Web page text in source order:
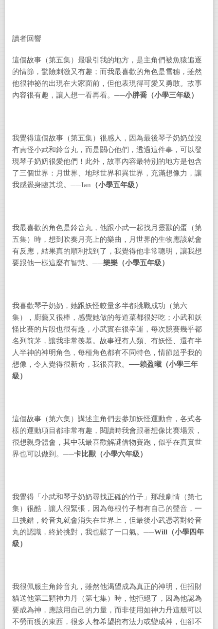
讀者回響
這個故事（第五集）最吸引我的地方，是主角們被魚猿追逐
的情節，驚險刺激又有趣；而我最喜歡的角色是雪穗，雖然
他很神祕的出現在大家面前，但他表現得可愛又勇敢。故事
內容很有趣，讓人想一看再看。──小胖喬 （小學三年級）
我覺得這個故事（第五集）很感人，因為最後琴子奶奶並沒
有責怪小武和鈴音丸，而是關心他們，透過這件事，可以發
現琴子奶奶很愛他們！此外，故事內容最特別的地方是包含
了三個世界：月世界、地球世界和異世界，充滿想像力，讓
我感覺身臨其境。──Ian （小學五年級）
我最喜歡的角色是鈴音丸，他跟小武一起找月靈獸的蛋（第
五集）時，想到吹奏月亮上的樂曲，月世界的生物應該就會
有反應，結果真的順利找到了，我覺得他非常聰明，讓我想
要跟他一樣這麼有智慧。──樂樂 （小學五年級）
我喜歡琴子奶奶，她跟妖怪較量多半都挑戰成功（第六
集），廚藝又很棒，感覺她做的每道菜都很好吃；小武和妖
怪比賽的片段也很有趣，小武實在很幸運，每次競賽幾乎都
名列前茅，讓我非常羨慕。故事裡有人類、有妖怪、還有半
人半神的神明角色，每種角色都有不同特色，情節超乎我的
想像，令人覺得很新奇，我很喜歡。 ──賴盈曦（小學三年
級）
這個故事（第六集）講述主角們去參加妖怪運動會，各式各
樣的運動項目都非常有趣，閱讀時我會跟著想像比賽場景，
很想親身體會，其中我最喜歡解謎借物賽跑，似乎在真實世
界也可以做到。 ──卡比獸（小學六年級）
我覺得「小武和琴子奶奶尋找正確的竹子」那段劇情（第七
集）很酷，讓人很緊張，因為每根竹子都有自己的聲音，一
旦挑錯，鈴音丸就會消失在世界上，但最後小武憑著對鈴音
丸的認識，終於挑對，我也鬆了一口氣。──Will （小學四年
級）
我很佩服主角鈴音丸，雖然他渴望成為真正的神明，但招財
貓送他第二顆神力丹（第七集）時，他拒絕了，因為他認為
要成為神，應該用自己的力量，而非使用如神力丹這般可以
不勞而獲的東西，很多人都希望擁有法力或變成神，但卻不